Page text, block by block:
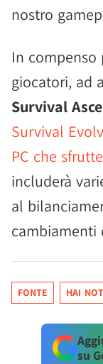
nostro
In
giocatori, ad
Survival
Survival
PC che
includerà
al
cambiamenti
FONTE HAI
su